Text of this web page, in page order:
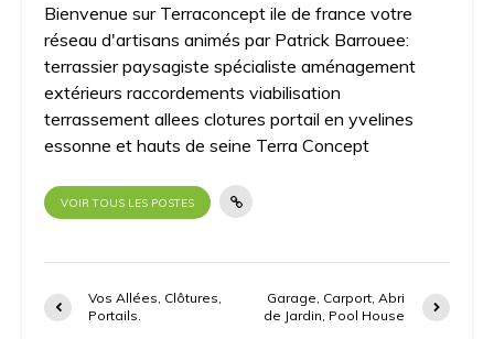
Bienvenue sur Terraconcept ile de france votre
réseau d'artisans animés par Patrick Barrouee:
terrassier paysagiste spécialiste aménagement
extérieurs raccordements viabilisation
terrassement allees clotures portail en yvelines
essonne et hauts de seine Terra Concept
VOIR TOUS LES POSTES
Vos Allées, Clôtures,
Portails.
Garage, Carport, Abri
de Jardin, Pool House